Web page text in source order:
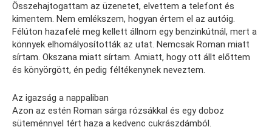
Összehajtogattam az üzenetet, elvettem a telefont és
kimentem. Nem emlékszem, hogyan értem el az autóig.
Félúton hazafelé meg kellett állnom egy benzinkútnál, mert a
könnyek elhomályosították az utat. Nemcsak Roman miatt
sírtam. Okszana miatt sírtam. Amiatt, hogy ott állt előttem
és könyörgött, én pedig féltékenynek neveztem.
Az igazság a nappaliban
Azon az estén Roman sárga rózsákkal és egy doboz
süteménnyel tért haza a kedvenc cukrászdámból.